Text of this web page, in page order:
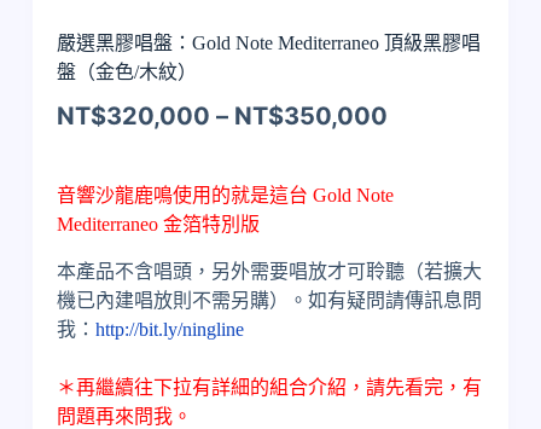
嚴選黑膠唱盤：Gold Note Mediterraneo 頂級黑膠唱
盤（金色/木紋）
NT$320,000 – NT$350,000
音響沙龍鹿鳴使用的就是這台 Gold Note
Mediterraneo 金箔特別版
本產品不含唱頭，另外需要唱放才可聆聽（若擴大
機已內建唱放則不需另購）。如有疑問請傳訊息問
我： http://bit.ly/ningline
＊再繼續往下拉有詳細的組合介紹，請先看完，有
問題再來問我。